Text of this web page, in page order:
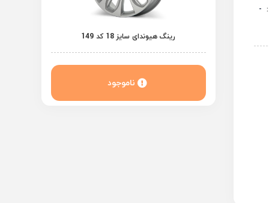
-
رینگ هیوندای سایز 18 کد 149
ناموجود